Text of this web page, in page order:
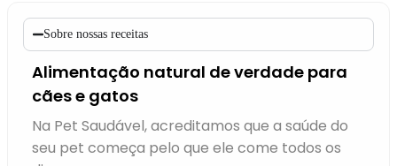
Sobre nossas receitas
Alimentação natural de verdade para
cães e gatos
Na Pet Saudável, acreditamos que a saúde do
seu pet começa pelo que ele come todos os